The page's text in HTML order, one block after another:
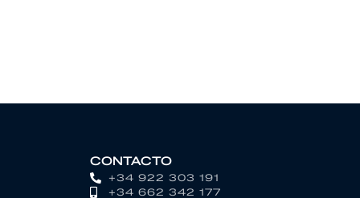
CONTACTO
+34 922 303 191
+34 662 342 177